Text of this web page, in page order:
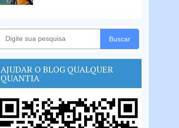
Buscar
AJUDAR O BLOG QUALQUER
QUANTIA